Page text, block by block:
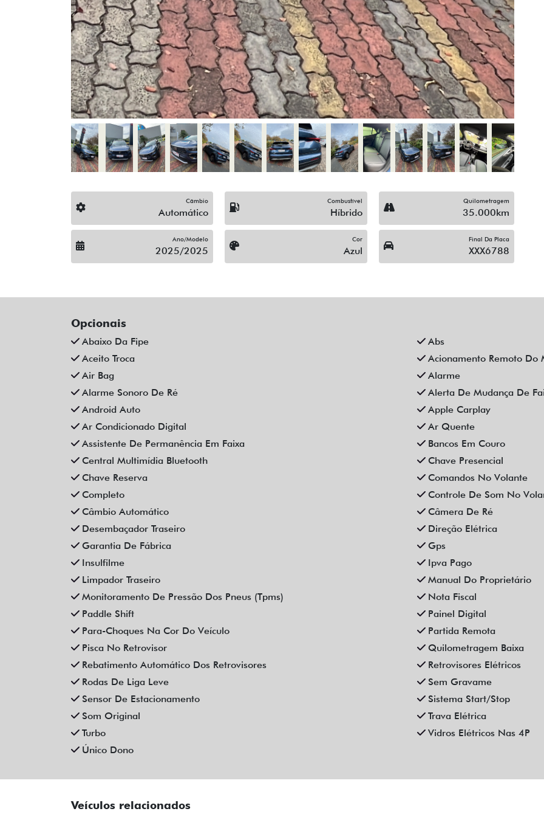
Chave Reserva
Comandos No Volante
Completo
Controle De Som No
Câmbio Automático
Câmera De Ré
Desembaçador Traseiro
Direção Elétrica
Garantia De Fábrica
Gps
Insulfilme
Ipva Pago
Limpador Traseiro
Manual Do Proprietário
Monitoramento De Pressão Dos Pneus (Tpms)
Nota Fiscal
Paddle Shift
Painel Digital
Para-Choques Na Cor Do Veículo
Partida Remota
Rebatimento Automático Dos Retrovisores
Retrovisores Elétricos
Rodas De Liga Leve
Sem Gravame
Sensor De Estacionamento
Sistema Start/Stop
Som Original
Trava Elétrica
Turbo
Vidros Elétricos Nas 4P
Compartilhe
FIAT PULSE 1.0 TURBO 200 FLEX
IMPETUS CVT 4P AUTOMATICO
Fiat SAMP | Santo Antônio Da Platina
R$ 104.990,00
50.000 km
Mais informações